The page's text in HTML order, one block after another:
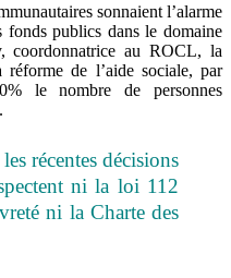
sonnaient l’alarme
fonds publics dans le domaine
coordonnatrice au ROCL, la
réforme de l’aide sociale, par
le nombre de personnes
récentes décisions
ni la loi 112
ni la Charte des